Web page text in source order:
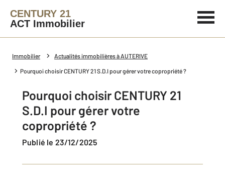
CENTURY 21
ACT Immobilier
Immobilier Actualités immobilières à AUTERIVE
Pourquoi choisir CENTURY 21 S.D.I pour gérer votre copropriété ?
Pourquoi choisir CENTURY 21
S.D.I pour gérer votre
copropriété ?
Publié le 23/12/2025